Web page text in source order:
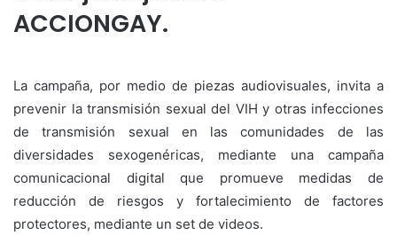
ACCIONGAY.
La campaña, por medio de piezas audiovisuales, invita a
prevenir la transmisión sexual del VIH y otras infecciones
de transmisión sexual en las comunidades de las
diversidades sexogenéricas, mediante una campaña
comunicacional digital que promueve medidas de
reducción de riesgos y fortalecimiento de factores
protectores, mediante un set de videos.